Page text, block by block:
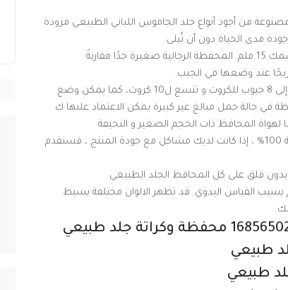
مصنوعة من أجود أنواع جلد الجاموس اللباني الطبيعي مزودة
مدى الحياة دون أن تُبلى.
المقاس المناسب: مع أبعادها 10 × 7.5 سم وسُمك 15 ملم. المحفظة الرجالية صغيرة جدًا مقارنةً
عند وضعها في الجيب.
المساحة الداخلية المحفظة مقسمة من الداخل إلى 8 جيوب للكروت و تتسع ل10 كروت، كما يمكن وضع
في حالة حمل مبالغ غير كبيرة يمكن الاعتماد علىها ك
لهواة المحافظ ذات الحجم الصغير و النحيفة
سوف نقدم منتجات وخدمات عالية الجودة بنسبة 100% ، إذا كانت لديك مشاكل مع جودة المنتج ، فسنقدم
ودية: يرجى السماح باختلاف قدره 1-3 ملم بسبب القياس اليدوي. قد تظهر الالوان مختلفة بسيط